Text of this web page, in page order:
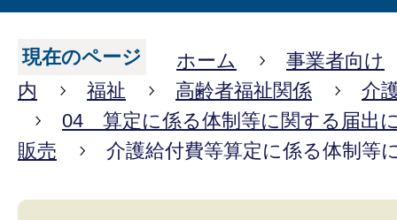
現在のページ ホーム
事業者向け
内
福祉 高齢者福祉関係
介
04 算定に係る体制等に関する届出
販売
介護給付費等算定に係る体制等